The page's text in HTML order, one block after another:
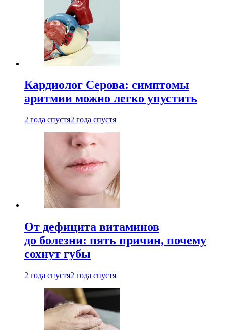
Кардиолог Серова: симптомы
аритмии можно легко упустить
2 года спустя2 года спустя
От дефицита витаминов
до болезни: пять причин, почему
сохнут губы
2 года спустя2 года спустя